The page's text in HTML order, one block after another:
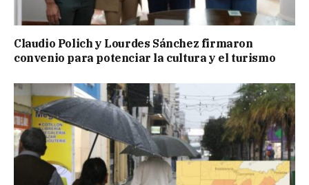
Claudio Polich y Lourdes Sánchez firmaron
convenio para potenciar la cultura y el turismo